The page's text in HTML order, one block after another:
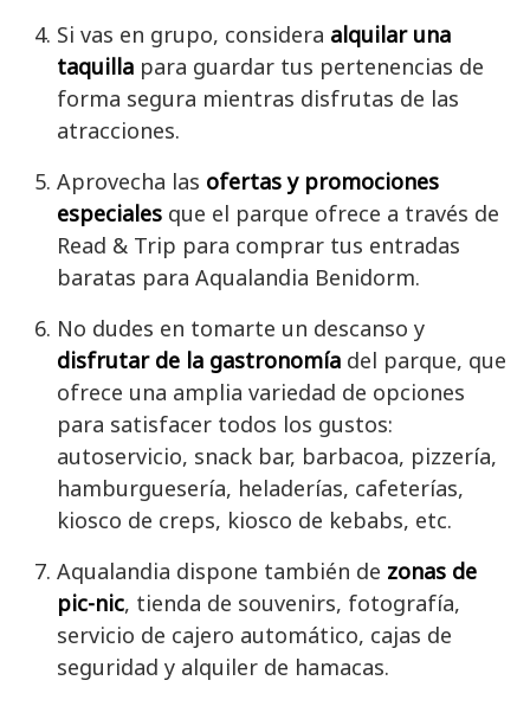
Si vas en grupo, considera alquilar una
taquilla para guardar tus pertenencias de
forma segura mientras disfrutas de las
atracciones.
Aprovecha las ofertas y promociones
especiales que el parque ofrece a través de
Read & Trip para comprar tus entradas
baratas para Aqualandia Benidorm.
No dudes en tomarte un descanso y
disfrutar de la gastronomía del parque, que
ofrece una amplia variedad de opciones
para satisfacer todos los gustos:
autoservicio, snack bar, barbacoa, pizzería,
hamburguesería, heladerías, cafeterías,
kiosco de creps, kiosco de kebabs, etc.
Aqualandia dispone también de zonas de
pic-nic, tienda de souvenirs, fotografía,
servicio de cajero automático, cajas de
seguridad y alquiler de hamacas.